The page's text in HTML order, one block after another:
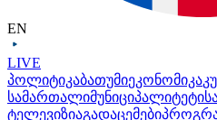
EN
LIVE
პოლიტიკაბათუმიეკონომიკა
სამართალიმუნიციპალიტეტი
ტელევიზიაგადაცემები